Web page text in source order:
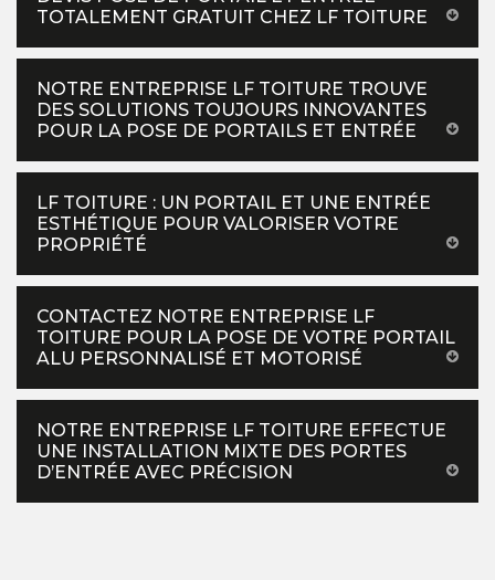
TOTALEMENT GRATUIT CHEZ LF TOITURE
NOTRE ENTREPRISE LF TOITURE TROUVE
DES SOLUTIONS TOUJOURS INNOVANTES
POUR LA POSE DE PORTAILS ET ENTRÉE
LF TOITURE : UN PORTAIL ET UNE ENTRÉE
ESTHÉTIQUE POUR VALORISER VOTRE
PROPRIÉTÉ
CONTACTEZ NOTRE ENTREPRISE LF
TOITURE POUR LA POSE DE VOTRE PORTAIL
ALU PERSONNALISÉ ET MOTORISÉ
NOTRE ENTREPRISE LF TOITURE EFFECTUE
UNE INSTALLATION MIXTE DES PORTES
D’ENTRÉE AVEC PRÉCISION